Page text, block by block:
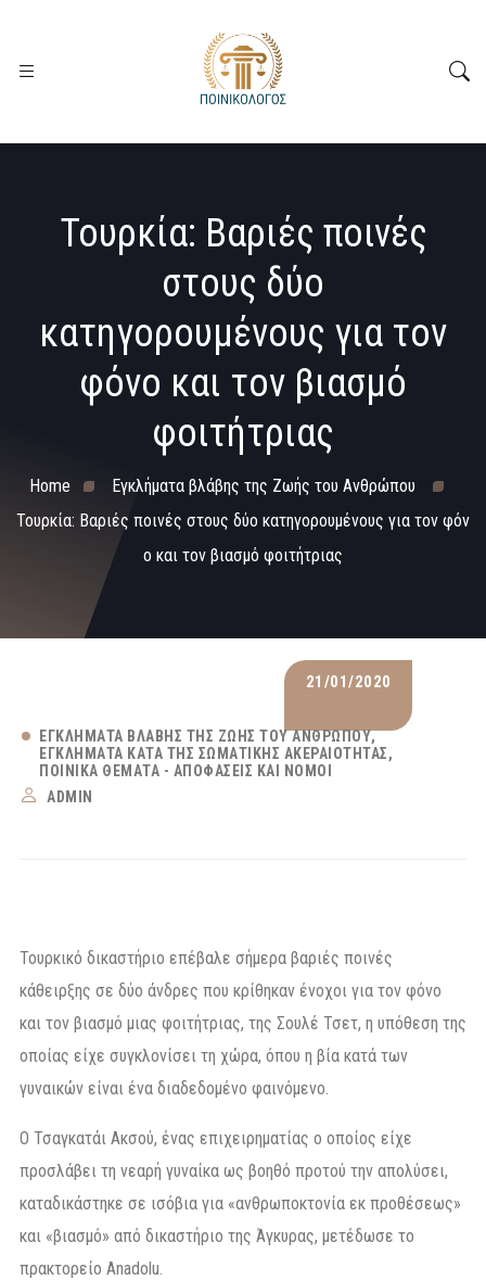
Τουρκία: Βαριές ποινές
στους δύο
κατηγορουμένους για τον
φόνο και τον βιασμό
φοιτήτριας
Home
Εγκλήματα βλάβης της Ζωής του Ανθρώπου
Τουρκία: Βαριές ποινές στους δύο κατηγορουμένους για τον φόν
ο και τον βιασμό φοιτήτριας
21/01/2020
ΕΓΚΛΉΜΑΤΑ ΒΛΆΒΗΣ ΤΗΣ ΖΩΉΣ ΤΟΥ ΑΝΘΡΏΠΟΥ
ΕΓΚΛΉΜΑΤΑ ΚΑΤΆ ΤΗΣ ΣΩΜΑΤΙΚΉΣ ΑΚΕΡΑΙΌΤΗΤΑΣ
ΠΟΙΝΙΚΆ ΘΈΜΑΤΑ - ΑΠΟΦΆΣΕΙΣ ΚΑΙ ΝΌΜΟΙ
ADMIN
Τουρκικό δικαστήριο επέβαλε σήμερα βαριές ποινές
κάθειρξης σε δύο άνδρες που κρίθηκαν ένοχοι για τον φόνο
και τον βιασμό μιας φοιτήτριας, της Σουλέ Τσετ, η υπόθεση της
οποίας είχε συγκλονίσει τη χώρα, όπου η βία κατά των
γυναικών είναι ένα διαδεδομένο φαινόμενο.
Ο Τσαγκατάι Ακσού, ένας επιχειρηματίας ο οποίος είχε
προσλάβει τη νεαρή γυναίκα ως βοηθό προτού την απολύσει,
καταδικάστηκε σε ισόβια για «ανθρωποκτονία εκ προθέσεως»
και «βιασμό» από δικαστήριο της Άγκυρας, μετέδωσε το
πρακτορείο Anadolu.